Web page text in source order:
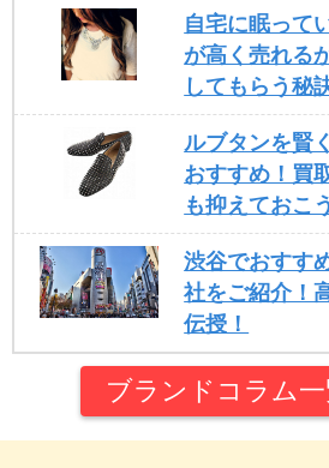
自宅に眠って
が高く売れる
してもらう秘
ルブタンを賢
おすすめ！買
も抑えておこ
渋谷でおすす
社をご紹介！
伝授！
ブランドコラム